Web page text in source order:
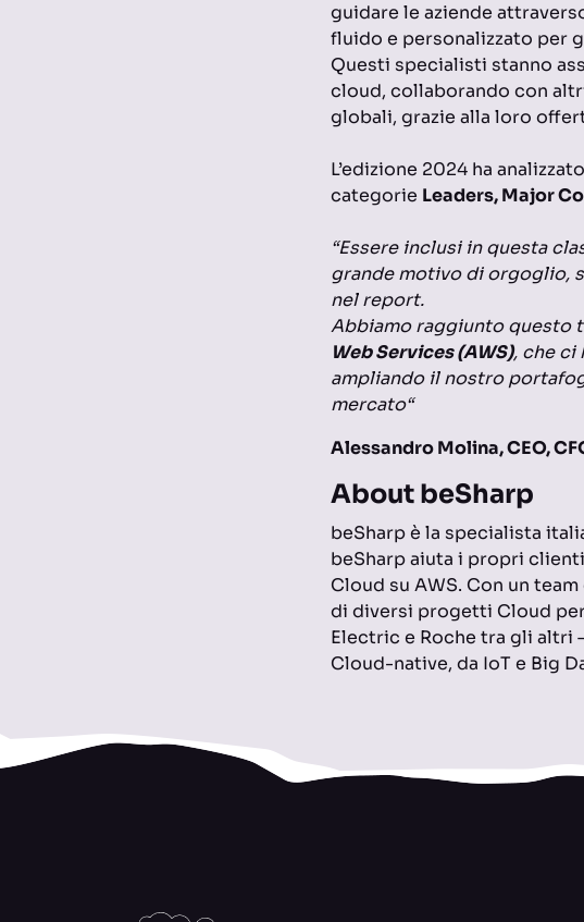
guidare le aziende
fluido e personalizzato per
Questi specialisti stanno
cloud, collaborando con
globali, grazie alla loro
L’edizione 2024 ha
categorie Leaders, Major
“Essere inclusi in questa
grande motivo di orgoglio,
nel report.
Abbiamo raggiunto questo
Web Services (AWS), che ci
ampliando il nostro
mercato“
Alessandro Molina, CEO,
About beSharp
beSharp è la specialista
beSharp aiuta i propri
Cloud su AWS. Con un
di diversi progetti Cloud
Electric e Roche tra gli altri
Cloud-native, da IoT e Big